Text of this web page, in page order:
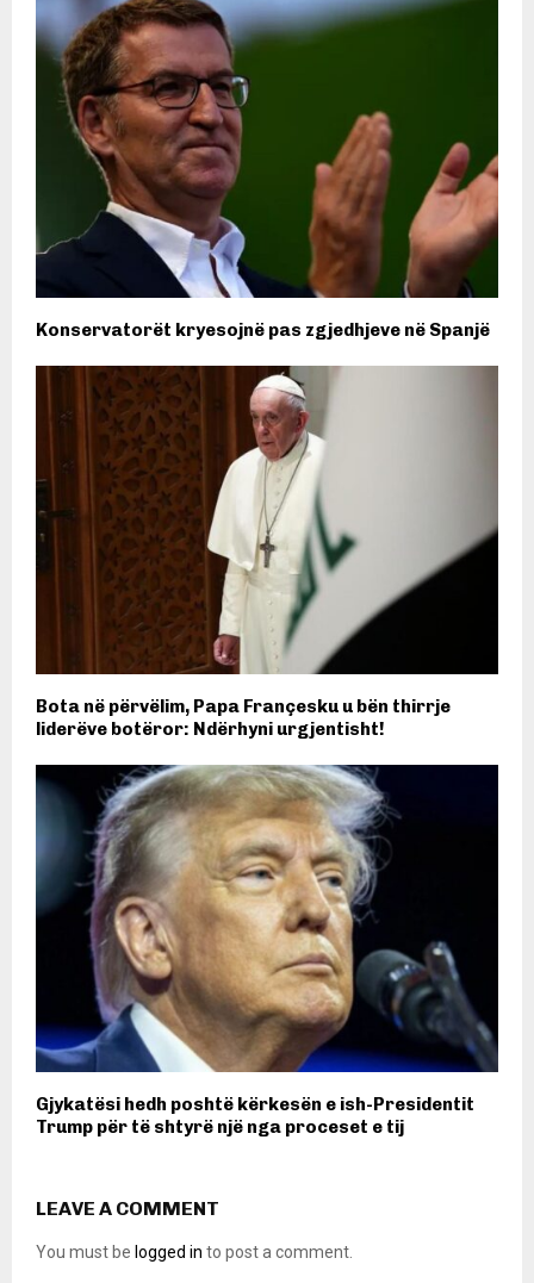
Konservatorët kryesojnë pas zgjedhjeve në Spanjë
Bota në përvëlim, Papa Françesku u bën thirrje
liderëve botëror: Ndërhyni urgjentisht!
Gjykatësi hedh poshtë kërkesën e ish-Presidentit
Trump për të shtyrë një nga proceset e tij
LEAVE A COMMENT
You must be logged in to post a comment.